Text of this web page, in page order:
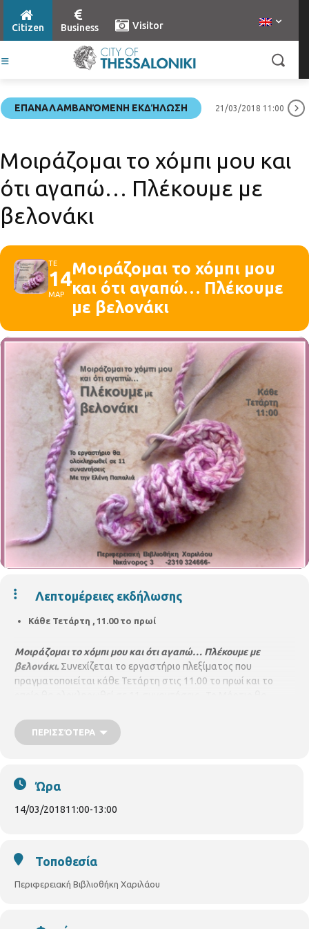
Citizen Business Visitor
ΕΠΑΝΑΛΑΜΒΑΝΌΜΕΝΗ ΕΚΔΉΛΩΣΗ 21/03/2018 11:00
Μοιράζομαι το χόμπι μου και
ότι αγαπώ… Πλέκουμε με
βελονάκι
ΤΕ
14
ΜΑΡ
Μοιράζομαι το χόμπι μου
και ότι αγαπώ… Πλέκουμε
με βελονάκι
Λεπτομέρειες εκδήλωσης
Κάθε Τετάρτη , 11.00 το πρωί
Μοιράζομαι το χόμπι μου και ότι αγαπώ… Πλέκουμε με
βελονάκι.Συνεχίζεται το εργαστήριο πλεξίματος που
πραγματοποιείται κάθε Τετάρτη στις 11.00 το πρωί και το
14 Μαρτίου 2018
28 Μαρτίου 2018
ΠΕΡΙΣΣΌΤΕΡΑ
Ώρα
14/03/201811:00-13:00
Τοποθεσία
Περιφερειακή Βιβλιοθήκη Χαριλάου